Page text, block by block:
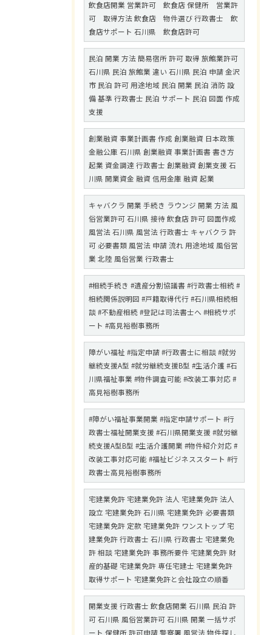
飲食店開業 営業許可 飲食店 保健所 営業許
可 取得方法 飲食店 物件選び 行政書士 飲
食店サポート 石川県 飲食店許可
民泊 開業 方法 簡易宿所 許可 取得 旅館業許可
石川県 民泊 旅館業 違い 石川県 民泊 申請 金沢
市 民泊 許可 用途地域 民泊 開業 民泊 消防 設
備 基準 行政書士 民泊 サポート 民泊 図面 作成
支援
創業融資 事業計画書 作成 創業融資 日本政策
金融公庫 石川県 創業融資 事業計画書 書き方
起業 資金調達 行政書士 創業融資 創業支援 石
川県 開業資金 融資 信用金庫 融資 起業
キャバクラ 開業 手続き ラウンジ 開業 方法 風
俗営業許可 石川県 接待 飲食店 許可 図面作成
風営法 石川県 風営法 行政書士 キャバクラ 許
可 必要書類 風営法 申請 流れ 用途地域 風俗営
業 北陸 風俗営業 行政書士
#相続手続き #遺産分割協議書 #行政書士相続 #
相続関係説明図 #戸籍取得代行 #石川県相続相
談 #不動産相続 #登記は司法書士へ #相続サポ
ート #高見裕樹事務所
障がい福祉 #指定申請 #行政書士に相談 #就労
継続支援A型 #就労継続支援B型 #生活介護 #石
川県福祉事業 #物件調査可能 #改装工事対応 #
高見裕樹事務所
#障がい福祉事業開業 #指定申請サポート #行
政書士福祉開業支援 #石川県開業支援 #就労継
続支援A型B型 #生活介護開業 #物件紹介対応 #
改装工事対応可能 #福祉ビジネススタート #行
政書士高見裕樹事務所
宅建業免許 宅建業免許 法人 宅建業免許 法人
設立 宅建業免許 石川県 宅建業免許 必要書類
宅建業免許 定款 宅建業免許 ワンストップ 宅
建業免許 行政書士 石川県 行政書士 宅建業免
許 相談 宅建業免許 事務所要件 宅建業免許 財
産的基礎 宅建業免許 専任宅建士 宅建業免許
取得サポート 宅建業免許と会社設立の順番
開業支援 行政書士 飲食店開業 石川県 民泊 許
可 石川県 風俗営業許可 石川県 開業 一括サポ
ート 保健所 許可申請 警察署 風営法 物件探し